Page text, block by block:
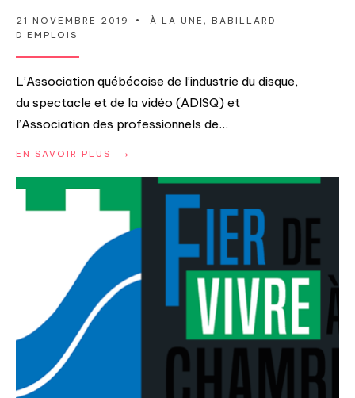
21 NOVEMBRE 2019 • À LA UNE , BABILLARD
D'EMPLOIS
L’Association québécoise de l’industrie du disque,
du spectacle et de la vidéo (ADISQ) et
l’Association des professionnels de...
EN SAVOIR PLUS →